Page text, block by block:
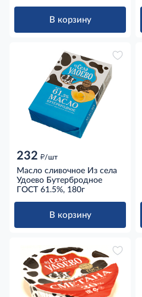
В корзину
232 д/шт
Масло сливочное Из села
Удоево Бутербродное
ГОСТ 61.5%, 180г
В корзину